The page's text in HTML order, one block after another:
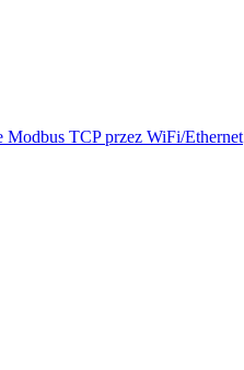
TCP przez WiFi/Ethernet